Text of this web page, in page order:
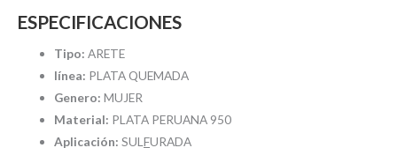
ESPECIFICACIONES
Tipo:ARETE
línea: PLATA QUEMADA
Genero: MUJER
Material: PLATA PERUANA 950
Aplicación:SULFURADA